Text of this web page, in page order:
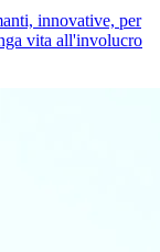
innovative, per
vita all'involucro